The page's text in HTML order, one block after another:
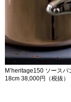
M’heritage150 ソース
18cm 38,000円（税抜）